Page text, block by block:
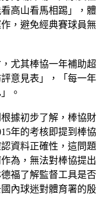
高山看馬相踢」，體
，避免經典賽球員無
尤其棒協一年補助超
意見表」，「每一年
。
據初步了解，棒協財
年的考核即提到棒協
資料正確性，這問題
為，無法對棒協提出
福了解監督工具是否
內球迷對體育署的殷